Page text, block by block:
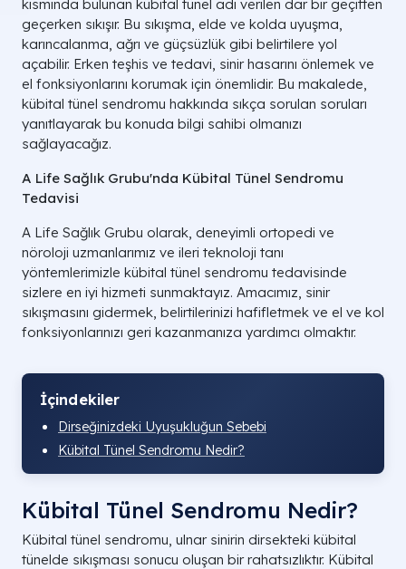
kısmında bulunan kübital tünel adı verilen dar bir geçitten
geçerken sıkışır. Bu sıkışma, elde ve kolda uyuşma,
karıncalanma, ağrı ve güçsüzlük gibi belirtilere yol
açabilir. Erken teşhis ve tedavi, sinir hasarını önlemek ve
el fonksiyonlarını korumak için önemlidir. Bu makalede,
kübital tünel sendromu hakkında sıkça sorulan soruları
yanıtlayarak bu konuda bilgi sahibi olmanızı
sağlayacağız.
A Life Sağlık Grubu'nda Kübital Tünel Sendromu
Tedavisi
A Life Sağlık Grubu olarak, deneyimli ortopedi ve
nöroloji uzmanlarımız ve ileri teknoloji tanı
yöntemlerimizle kübital tünel sendromu tedavisinde
sizlere en iyi hizmeti sunmaktayız. Amacımız, sinir
sıkışmasını gidermek, belirtilerinizi hafifletmek ve el ve kol
fonksiyonlarınızı geri kazanmanıza yardımcı olmaktır.
İçindekiler
Dirseğinizdeki Uyuşukluğun Sebebi
Kübital Tünel Sendromu Nedir?
Kübital Tünel Sendromu Nedir?
Kübital tünel sendromu, ulnar sinirin dirsekteki kübital
tünelde sıkışması sonucu oluşan bir rahatsızlıktır. Kübital